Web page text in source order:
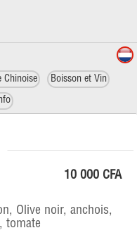
Chinoise Boisson et Vin
10 000 CFA
Olive noir, anchois,
tomate